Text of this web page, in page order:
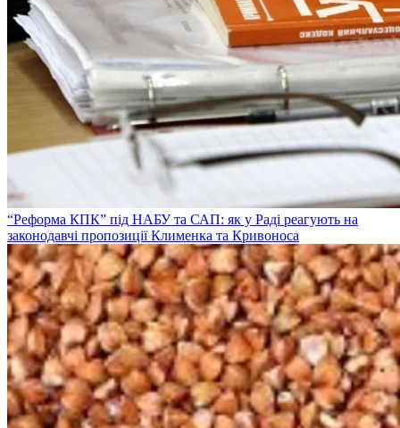
“Реформа КПК” під НАБУ та САП: як у Раді реагують на
законодавчі пропозиції Клименка та Кривоноса